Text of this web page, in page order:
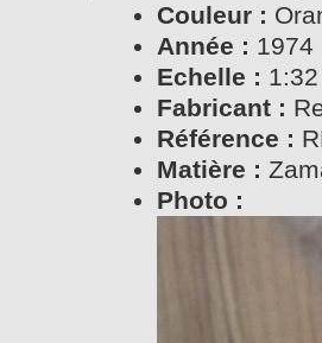
Couleur :
Année : 1974
Echelle : 1:32
Fabricant :
Référence :
Matière :
Photo :